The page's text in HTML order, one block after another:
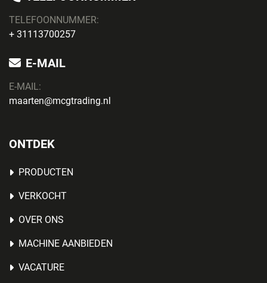
TELEFOONNUMMER:
+ 31113700257
E-MAIL
E-MAIL:
maarten@mcgtrading.nl
ONTDEK
PRODUCTEN
VERKOCHT
OVER ONS
MACHINE AANBIEDEN
VACATURE